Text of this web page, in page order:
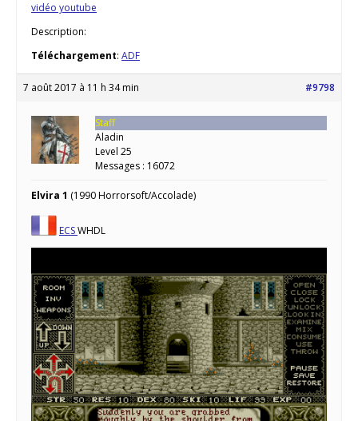
vidéo youtube
Description:
Téléchargement: ADF
7 août 2017 à 11 h 34 min #9798
Staff
Aladin
Level 25
Messages : 16072
Elvira 1 (1990 Horrorsoft/Accolade)
ECSWHDL